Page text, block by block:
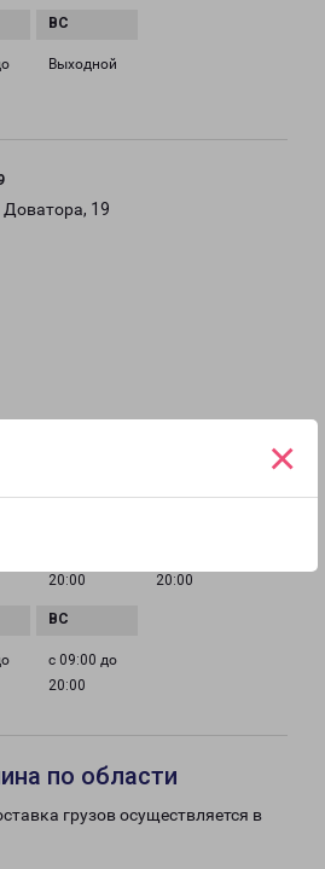
×
Выходной
Доватора, 19
20:00
20:00
с 09:00 до
20:00
по области
грузов осуществляется в